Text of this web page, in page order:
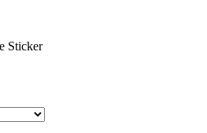
Sticker